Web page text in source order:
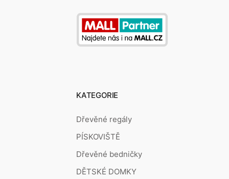
KATEGORIE
Dřevěné regály
PÍSKOVIŠTĚ
Dřevěné bedničky
DĚTSKÉ DOMKY